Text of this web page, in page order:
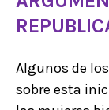
Algunos de
sobre esta